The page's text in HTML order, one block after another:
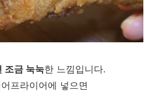
조금 눅눅한 느낌입니다.
프라이어에 넣으면